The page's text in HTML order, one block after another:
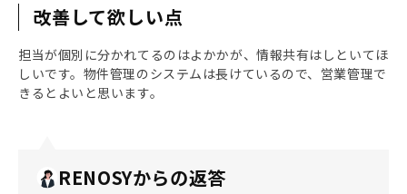
改善して欲しい点
担当が個別に分かれてるのはよかかが、情報共有はしといてほ
しいです。物件管理のシステムは長けているので、営業管理で
きるとよいと思います。
RENOSYからの返答